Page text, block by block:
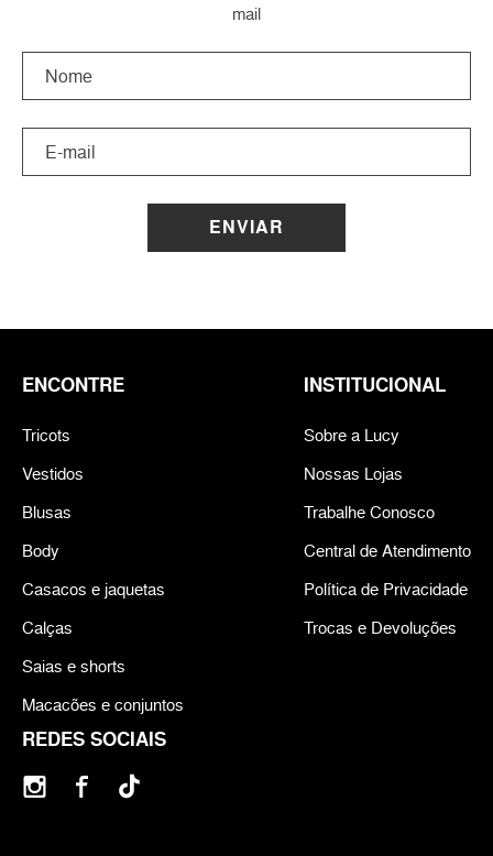
mail
ENVIAR
REDES SOCIAIS
ENCONTRE
Tricots
Vestidos
Blusas
Body
Casacos e jaquetas
Calças
Saias e shorts
Macacões e conjuntos
INSTITUCIONAL
Sobre a Lucy
Nossas Lojas
Trabalhe Conosco
Central de Atendimento
Política de Privacidade
Trocas e Devoluções